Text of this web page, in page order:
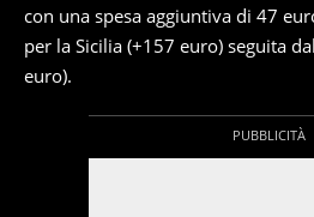
con una spesa aggiuntiva di 47
per la Sicilia (+157 euro) seguita
euro).